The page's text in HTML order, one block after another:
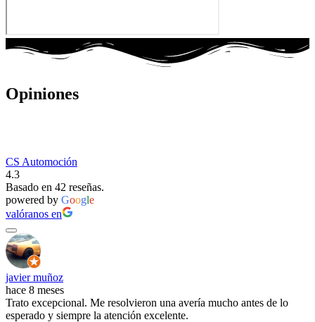
Opiniones
CS Automoción
4.3
Basado en 42 reseñas.
powered by Google
valóranos en
javier muñoz
hace 8 meses
Trato excepcional. Me resolvieron una avería mucho antes de lo
esperado y siempre la atención excelente.